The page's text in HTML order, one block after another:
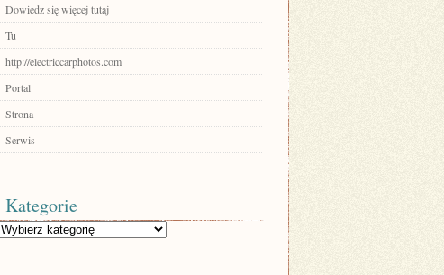
Dowiedz się więcej tutaj
Tu
http://electriccarphotos.com
Portal
Strona
Serwis
Kategorie
Kategorie